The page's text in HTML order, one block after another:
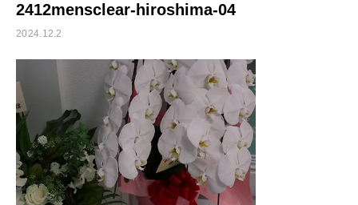
2412mensclear-hiroshima-04
2024.12.2